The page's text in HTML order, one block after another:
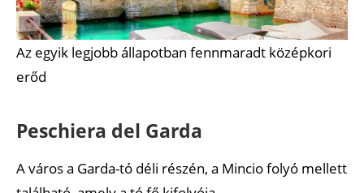
Az egyik legjobb állapotban fennmaradt középkori
erőd
Peschiera del Garda
A város a Garda-tó déli részén, a Mincio folyó mellett